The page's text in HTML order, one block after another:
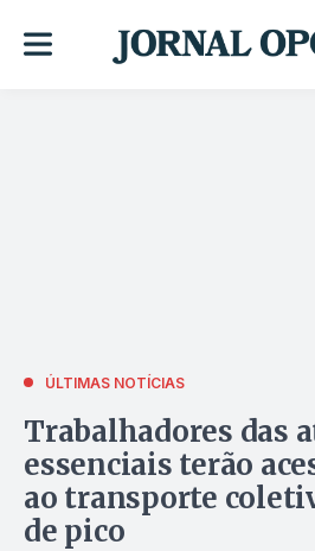
ÚLTIMAS NOTÍCIAS
Trabalhadores das
essenciais terão
ao transporte
de pico